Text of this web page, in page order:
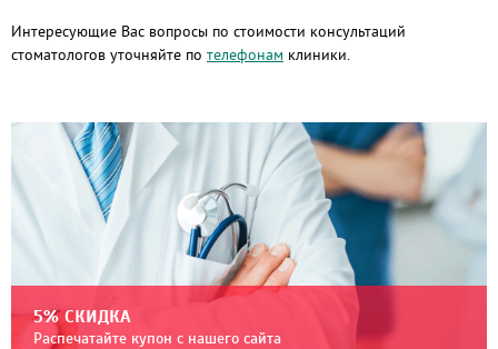
Интересующие Вас вопросы по стоимости консультаций
стоматологов уточняйте по телефонам клиники.
5% СКИДКА
Распечатайте купон с нашего сайта